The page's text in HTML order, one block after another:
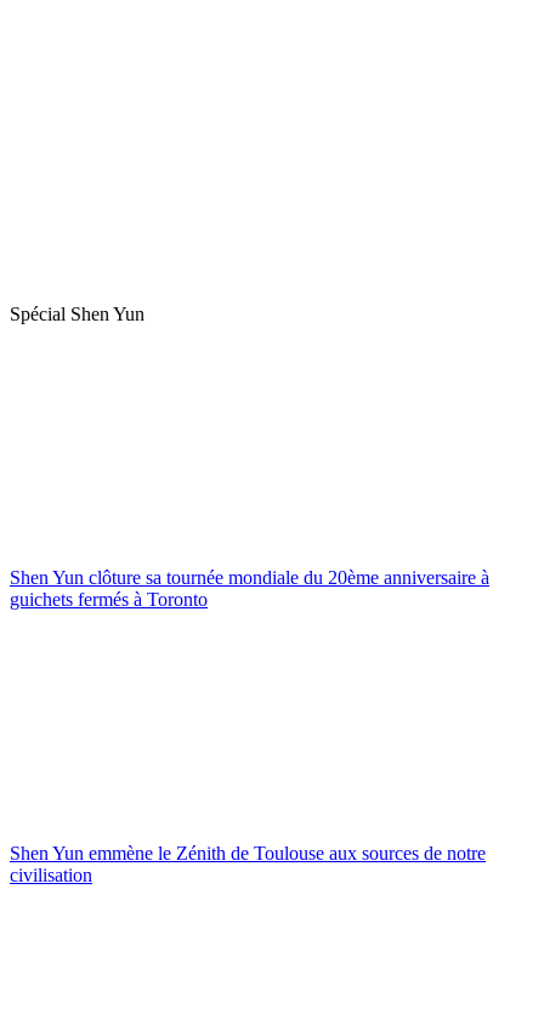
Spécial Shen Yun
Shen Yun clôture sa tournée mondiale du 20ème anniversaire à
guichets fermés à Toronto
Shen Yun emmène le Zénith de Toulouse aux sources de notre
civilisation